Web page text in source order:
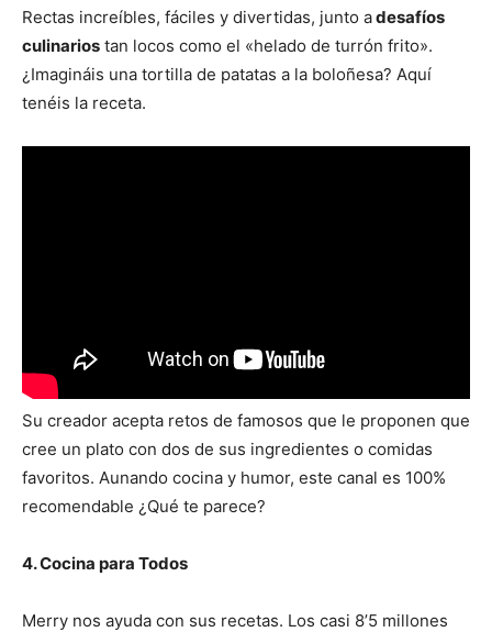
Rectas increíbles, fáciles y divertidas, junto adesafíos
culinarios tan locos como el «helado de turrón frito».
¿Imagináis una tortilla de patatas a la boloñesa? Aquí
tenéis la receta.
Su creador acepta retos de famosos que le proponen que
cree un plato con dos de sus ingredientes o comidas
favoritos. Aunando cocina y humor, este canal es 100%
recomendable ¿Qué te parece?
4. Cocina para Todos
Merry nos ayuda con sus recetas. Los casi 8’5 millones